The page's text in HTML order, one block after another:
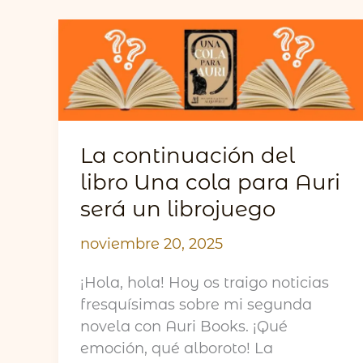
La continuación del
libro Una cola para Auri
será un librojuego
noviembre 20, 2025
¡Hola, hola! Hoy os traigo noticias
fresquísimas sobre mi segunda
novela con Auri Books. ¡Qué
emoción, qué alboroto! La